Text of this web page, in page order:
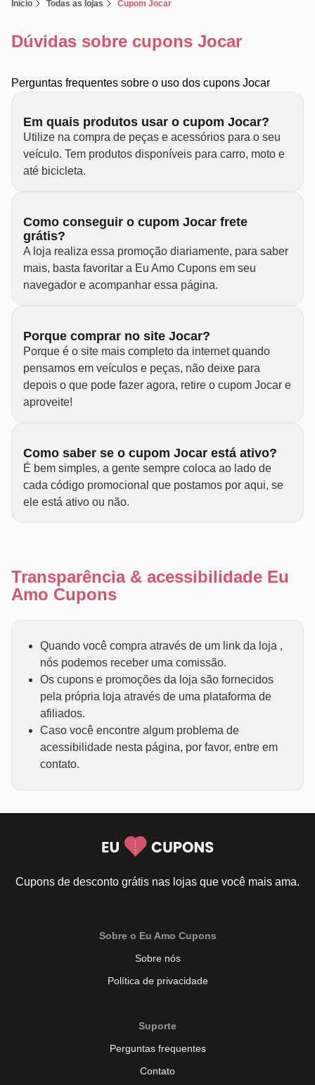
Início Todas as lojas Cupom Jocar
Dúvidas sobre cupons Jocar
Perguntas frequentes sobre o uso dos cupons Jocar
Em quais produtos usar o cupom Jocar?
Utilize na compra de peças e acessórios para o seu
veículo. Tem produtos disponíveis para carro, moto e
até bicicleta.
Como conseguir o cupom Jocar frete
grátis?
A loja realiza essa promoção diariamente, para saber
mais, basta favoritar a Eu Amo Cupons em seu
navegador e acompanhar essa página.
Porque comprar no site Jocar?
Porque é o site mais completo da internet quando
pensamos em veículos e peças, não deixe para
depois o que pode fazer agora, retire o cupom Jocar e
aproveite!
Como saber se o cupom Jocar está ativo?
É bem simples, a gente sempre coloca ao lado de
cada código promocional que postamos por aqui, se
ele está ativo ou não.
Transparência & acessibilidade Eu
Amo Cupons
Quando você compra através de um link da loja ,
nós podemos receber uma comissão.
Os cupons e promoções da loja são fornecidos
pela própria loja através de uma plataforma de
afiliados.
Caso você encontre algum problema de
acessibilidade nesta página, por favor, entre em
contato.
Cupons de desconto grátis nas lojas que você mais ama.
Sobre o Eu Amo Cupons
Sobre nós
Política de privacidade
Suporte
Perguntas frequentes
Contato